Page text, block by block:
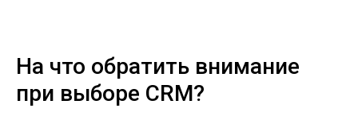
На что обратить внимание
при выборе CRM?